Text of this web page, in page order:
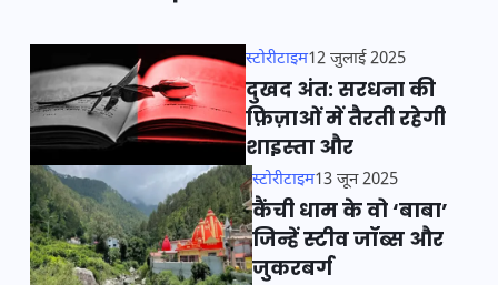
स्टोरीटाइम12 जुलाई 2025
दुखद अंत: सरधना की
फ़िज़ाओं में तैरती रहेगी
शाइस्ता और
स्टोरीटाइम13 जून 2025
कैंची धाम के वो ‘बाबा’
जिन्हें स्टीव जॉब्स और
जुकरबर्ग